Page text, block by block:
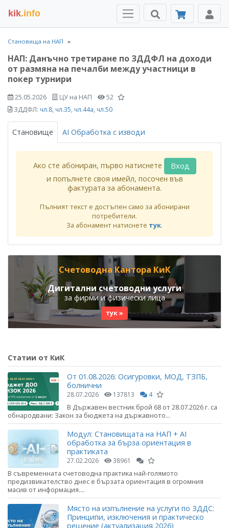
kik.info
Становища на НАП
НАП: Данъчно третиране по ЗДДФЛ на доходи
от размяна на печалби между участници в
покер турнири
25.05.2026 ЦУ на НАП
52
ЗДДФЛ: чл.8, чл.35, чл.44а, чл.50
Становище AI Обработка с изводи
Ако сте абониран, първо натиснете
Вход
и попълнете своя имейл, посочен във
фактурата за абонамента.
Пълният текст е достъпен само за абонирани
потребители.
За абонамент натиснете тук.
Счетоводна Кантора КиК
Дигитални счетоводни услуги
за фирми и физически лица
тук »
Статии от КиК
От 01.08.2026: Осигуровки, МОД, ТЗПБ,
болнични
28.07.2026 137813 4
В Държавен вестник брой 68 от 28.07.2026 г. са
обнародвани: Закон за бюджета на държавното...
Модул: Становищата на НАП + AI
обработка за бърза ориентация в
практиката
27.02.2026 38961
В съвременната счетоводна практика най-голямото
предизвикателство днес е бързата ориентация в огромния
масив от информация....
Място на изпълнение на услуги по ЗДДС:
Принципи, изключения и практическо
решение (актуализация 2026)